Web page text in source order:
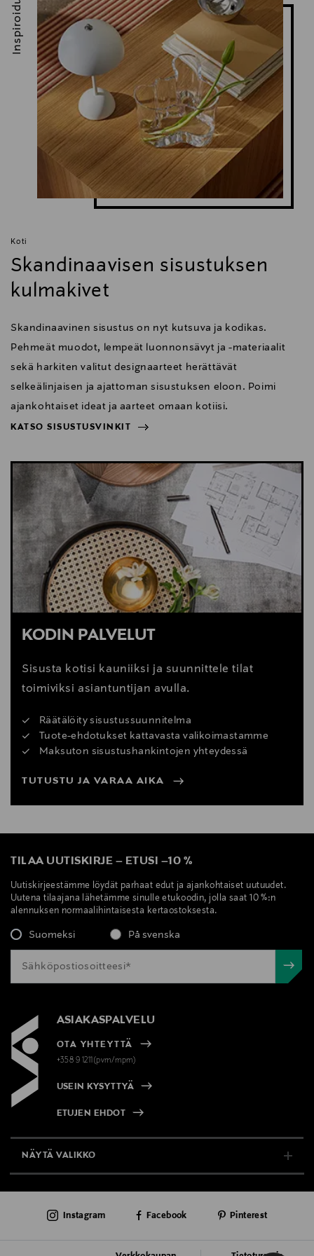
Koti
Skandinaavisen sisustuksen
kulmakivet
Skandinaavinen sisustus on nyt kutsuva ja kodikas.
Pehmeät muodot, lempeät luonnonsävyt ja -materiaalit
sekä harkiten valitut designaarteet herättävät
selkeälinjaisen ja ajattoman sisustuksen eloon. Poimi
ajankohtaiset ideat ja aarteet omaan kotiisi.
KATSO SISUSTUSVINKIT
Inspiroidu
KATSO SISUSTUSVINKIT
KODIN PALVELUT
Sisusta kotisi kauniiksi ja suunnittele tilat
toimiviksi asiantuntijan avulla.
Räätälöity sisustussuunnitelma
Tuote-ehdotukset kattavasta valikoimastamme
Maksuton sisustushankintojen yhteydessä
TUTUSTU JA VARAA AIKA
TILAA UUTISKIRJE – ETUSI –10 %
Uutiskirjeestämme löydät parhaat edut ja ajankohtaiset uutuudet.
Uutena tilaajana lähetämme sinulle etukoodin, jolla saat 10 %:n
alennuksen normaalihintaisesta kertaostoksesta.
Suomeksi På svenska
ASIAKASPALVELU
OTA YHTEYTTÄ
+358 9 1211(pvm/mpm)
USEIN KYSYTTYÄ
ETUJEN EHDOT
NÄYTÄ VALIKKO
AJANKOHTAISTA
Instagram Facebook Pinterest